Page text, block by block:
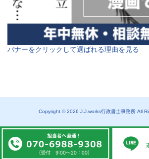
バナーをクリックして選ばれる理由を見る
Copyright © 2026 J.J.works行政書士事務所 All